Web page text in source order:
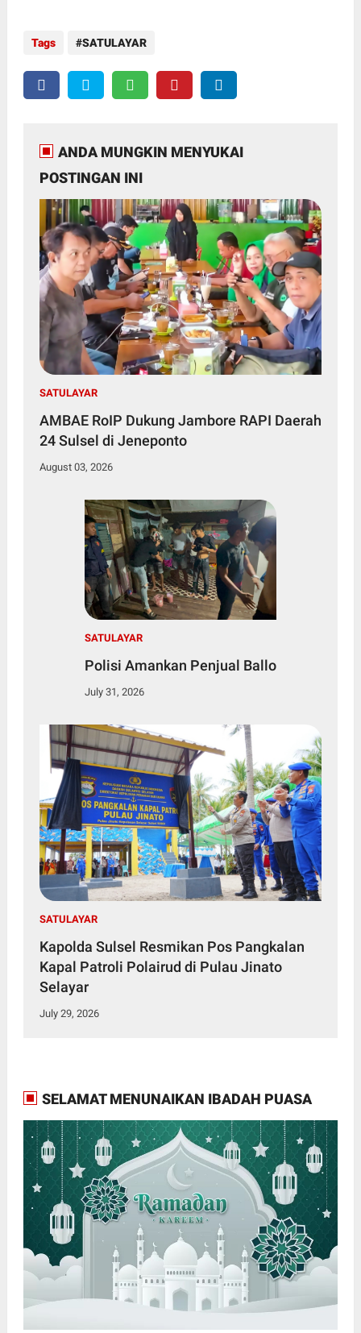
Tags SATULAYAR
ANDA MUNGKIN MENYUKAI
POSTINGAN INI
SATULAYAR
AMBAE RoIP Dukung Jambore RAPI Daerah
24 Sulsel di Jeneponto
August 03, 2026
SATULAYAR
Polisi Amankan Penjual Ballo
July 31, 2026
SATULAYAR
Kapolda Sulsel Resmikan Pos Pangkalan
Kapal Patroli Polairud di Pulau Jinato
Selayar
July 29, 2026
SELAMAT MENUNAIKAN IBADAH PUASA